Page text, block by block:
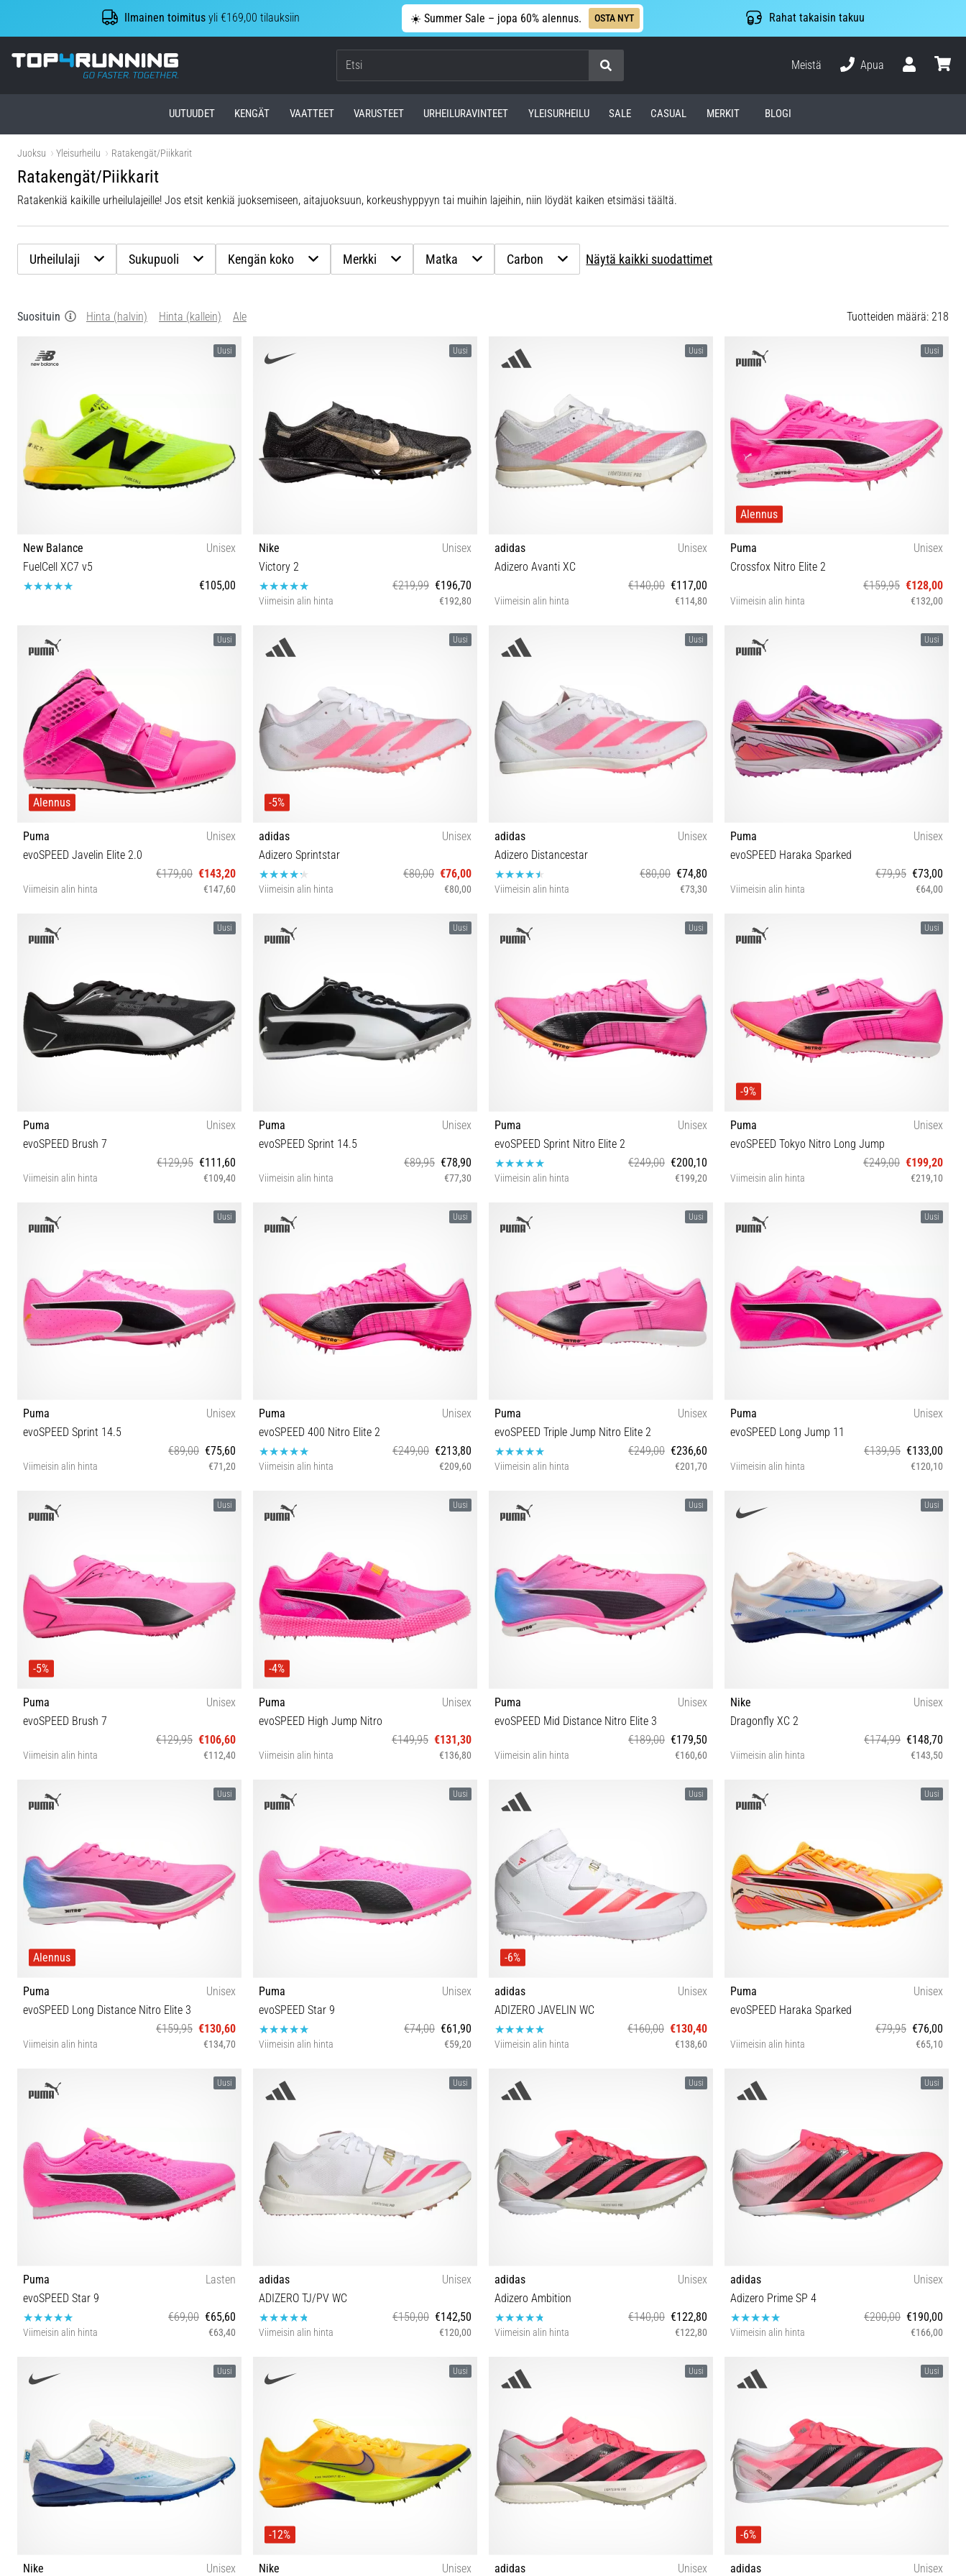
Ilmainen toimitus yli €169,00 tilauksiin ☀️ Summer Sale – jopa 60% alennus. OSTA NYT Rahat takaisin takuu
Top4Running.fi
Meistä
Apua
UUTUUDET KENGÄT VAATTEET VARUSTEET URHEILURAVINTEET YLEISURHEILU SALE CASUAL MERKIT BLOGI
Juoksu Yleisurheilu Ratakengät/Piikkarit
Ratakengät/Piikkarit
Ratakenkiä kaikille urheilulajeille! Jos etsit kenkiä juoksemiseen, aitajuoksuun, korkeushyppyyn tai muihin lajeihin, niin löydät kaiken etsimäsi täältä.
Urheilulaji Sukupuoli Kengän koko Merkki Matka Carbon Näytä kaikki suodattimet
Suosituin Hinta (halvin) Hinta (kallein) Ale Tuotteiden määrä: 218
Uusi
New Balance
Unisex
FuelCell XC7 v5
€105,00
37½ 38 38½ 39½ 40 40½ 41½ 42 42½ 44 44½ 45 46½
Uusi
Nike
Unisex
Victory 2
€219,99 €196,70
Viimeisin alin hinta €192,80
38½ 39 40 40½ 41 42 42½ 43 44 44½ 45 45½ 46 47½
Uusi
adidas
Unisex
Adizero Avanti XC
€140,00 €117,00
Viimeisin alin hinta €114,80
36⅔ 37⅓ 38 38⅔ 39⅓ 40 40⅔ 41⅓ 42 42⅔ 43⅓
Uusi
Alennus
Puma
Unisex
Crossfox Nitro Elite 2
€159,95 €128,00
Viimeisin alin hinta €132,00
38 38½ 39 40 40½ 41 42 42½ 43 44 44½ 45 46 47
Uusi
Alennus
Puma
Unisex
evoSPEED Javelin Elite 2.0
€179,00 €143,20
Viimeisin alin hinta €147,60
Uusi
-5%
adidas
Unisex
Adizero Sprintstar
€80,00 €76,00
Viimeisin alin hinta €80,00
36⅔ 38 39⅓ 40 40⅔ 41⅓ 42 42⅔ 43⅓ 44 44⅔
Uusi
adidas
Unisex
Adizero Distancestar
€80,00 €74,80
Viimeisin alin hinta €73,30
36 36⅔ 37⅓ 38 39⅓ 40 40⅔ 41⅓ 42 42⅔ 43⅓ 44
Uusi
Puma
Unisex
evoSPEED Haraka Sparked
€79,95 €73,00
Viimeisin alin hinta €64,00
Uusi
Puma
Unisex
evoSPEED Brush 7
€129,95 €111,60
Viimeisin alin hinta €109,40
38½ 40 40½ 41 42 42½ 43 44 44½ 45 46
Uusi
Puma
Unisex
evoSPEED Sprint 14.5
€89,95 €78,90
Viimeisin alin hinta €77,30
37½ 38 38½ 39 40 40½ 41 42 42½ 43 44 44½ 45 46
Uusi
Puma
Unisex
evoSPEED Sprint Nitro Elite 2
€249,00 €200,10
Viimeisin alin hinta €199,20
Uusi
-9%
Puma
Unisex
evoSPEED Tokyo Nitro Long Jump
€249,00 €199,20
Viimeisin alin hinta €219,10
Uusi
Puma
Unisex
evoSPEED Sprint 14.5
€89,00 €75,60
Viimeisin alin hinta €71,20
40 40½ 41 42 42½ 43 44 44½ 46 46½
Uusi
Puma
Unisex
evoSPEED 400 Nitro Elite 2
€249,00 €213,80
Viimeisin alin hinta €209,60
Uusi
Puma
Unisex
evoSPEED Triple Jump Nitro Elite 2
€249,00 €236,60
Viimeisin alin hinta €201,70
Uusi
Puma
Unisex
evoSPEED Long Jump 11
€139,95 €133,00
Viimeisin alin hinta €120,10
Uusi
-5%
Puma
Unisex
evoSPEED Brush 7
€129,95 €106,60
Viimeisin alin hinta €112,40
Uusi
-4%
Puma
Unisex
evoSPEED High Jump Nitro
€149,95 €131,30
Viimeisin alin hinta €136,80
Uusi
Puma
Unisex
evoSPEED Mid Distance Nitro Elite 3
€189,00 €179,50
Viimeisin alin hinta €160,60
Uusi
Nike
Unisex
Dragonfly XC 2
€174,99 €148,70
Viimeisin alin hinta €143,50
38½ 39 40 40½ 41 42 42½ 43 44 45 45½ 46 47½
Uusi
Alennus
Puma
Unisex
evoSPEED Long Distance Nitro Elite 3
€159,95 €130,60
Viimeisin alin hinta €134,70
Uusi
Puma
Unisex
evoSPEED Star 9
€74,00 €61,90
Viimeisin alin hinta €59,20
40 40½ 41 42 42½ 43 44 44½ 45 46 46½ 47
Uusi
-6%
adidas
Unisex
ADIZERO JAVELIN WC
€160,00 €130,40
Viimeisin alin hinta €138,60
37⅓ 38 38⅔ 39⅓ 40 40⅔ 41⅓ 42 42⅔ 43⅓ 44
Uusi
Puma
Unisex
evoSPEED Haraka Sparked
€79,95 €76,00
Viimeisin alin hinta €65,10
Uusi
Puma
Lasten
evoSPEED Star 9
€69,00 €65,60
Viimeisin alin hinta €63,40
Uusi
adidas
Unisex
ADIZERO TJ/PV WC
€150,00 €142,50
Viimeisin alin hinta €120,00
36⅔ 37⅓ 38⅔ 39⅓ 40 40⅔ 41⅓ 42 42⅔ 43⅓ 44
Uusi
adidas
Unisex
Adizero Ambition
€140,00 €122,80
Viimeisin alin hinta €122,80
36⅔ 37⅓ 38 38⅔ 39⅓ 40 40⅔ 41⅓ 42 42⅔ 43⅓
Uusi
adidas
Unisex
Adizero Prime SP 4
€200,00 €190,00
Viimeisin alin hinta €166,00
36⅔ 37⅓ 38⅔ 39⅓ 40 40⅔ 41⅓ 42 42⅔ 43⅓ 44
Uusi
Nike Unisex
Uusi
-12%
Nike Unisex
Uusi
adidas Unisex
Uusi
-6%
adidas Unisex